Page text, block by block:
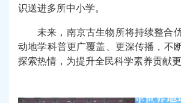
识送进多所中小学。
未来，南京古生物所将持续整合
动地学科普更广覆盖、更深传播，不
探索热情，为提升全民科学素养贡献更